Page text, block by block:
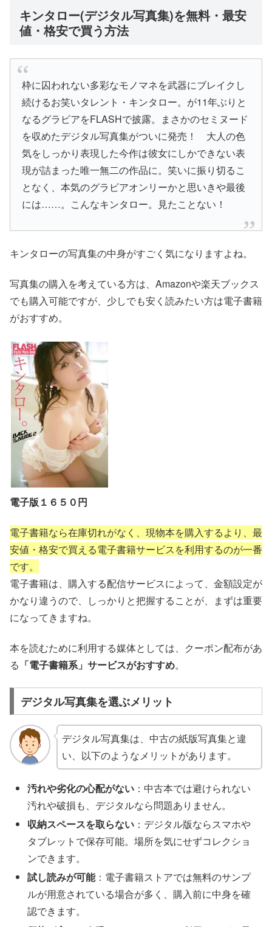
キンタロー(デジタル写真集)を無料・最安
値・格安で買う方法
枠に囚われない多彩なモノマネを武器にブレイクし
続けるお笑いタレント・キンタロー。が11年ぶりと
なるグラビアをFLASHで披露。まさかのセミヌード
を収めたデジタル写真集がついに発売！ 大人の色
気をしっかり表現した今作は彼女にしかできない表
現が詰まった唯一無二の作品に。笑いに振り切るこ
となく、本気のグラビアオンリーかと思いきや最後
には……。こんなキンタロー。見たことない！
キンタローの写真集の中身がすごく気になりますよね。
写真集の購入を考えている方は、Amazonや楽天ブックス
でも購入可能ですが、少しでも安く読みたい方は電子書籍
がおすすめ。
電子版１６５０円
電子書籍なら在庫切れがなく、現物本を購入するより、最
安値・格安で買える電子書籍サービスを利用するのが一番
です。
電子書籍は、購入する配信サービスによって、金額設定が
かなり違うので、しっかりと把握することが、まずは重要
になってきますね。
本を読むために利用する媒体としては、クーポン配布があ
る 「電子書籍系」サービスがおすすめ。
デジタル写真集を選ぶメリット
デジタル写真集は、中古の紙版写真集と違
い、以下のようなメリットがあります。
汚れや劣化の心配がない ：中古本では避けられない
汚れや破損も、デジタルなら問題ありません。
収納スペースを取らない ：デジタル版ならスマホや
タブレットで保存可能。場所を気にせずコレクショ
ンできます。
試し読みが可能：電子書籍ストアでは無料のサンプ
ルが用意されている場合が多く、購入前に中身を確
認できます。